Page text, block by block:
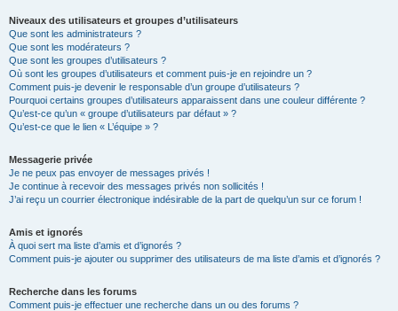
Niveaux des utilisateurs et groupes d’utilisateurs
Que sont les administrateurs ?
Que sont les modérateurs ?
Que sont les groupes d’utilisateurs ?
Où sont les groupes d’utilisateurs et comment puis-je en rejoindre un ?
Comment puis-je devenir le responsable d’un groupe d’utilisateurs ?
Pourquoi certains groupes d’utilisateurs apparaissent dans une couleur différente ?
Qu’est-ce qu’un « groupe d’utilisateurs par défaut » ?
Qu’est-ce que le lien « L’équipe » ?
Messagerie privée
Je ne peux pas envoyer de messages privés !
Je continue à recevoir des messages privés non sollicités !
J’ai reçu un courrier électronique indésirable de la part de quelqu’un sur ce forum !
Amis et ignorés
À quoi sert ma liste d’amis et d’ignorés ?
Comment puis-je ajouter ou supprimer des utilisateurs de ma liste d’amis et d’ignorés ?
Recherche dans les forums
Comment puis-je effectuer une recherche dans un ou des forums ?